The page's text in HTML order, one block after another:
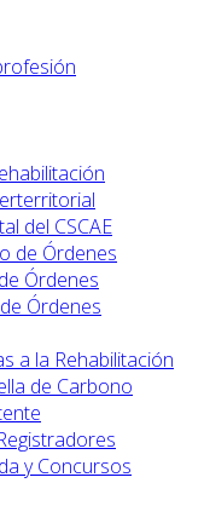
del CSCAE
de Órdenes
Órdenes
Órdenes
a la Rehabilitación
de Carbono
y Concursos